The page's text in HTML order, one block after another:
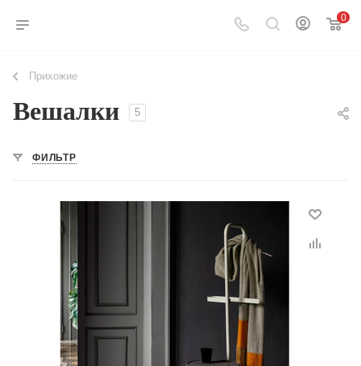
0
Прихожие
Вешалки 5
ФИЛЬТР